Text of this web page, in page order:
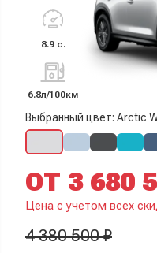
8.9 с.
6.8л/100км
Выбранный цвет: Arctic
ОТ 3 680
Цена с учетом всех
4 380 500 ₽